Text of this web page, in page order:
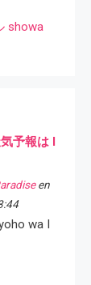
showa
予報は I
en
wa I